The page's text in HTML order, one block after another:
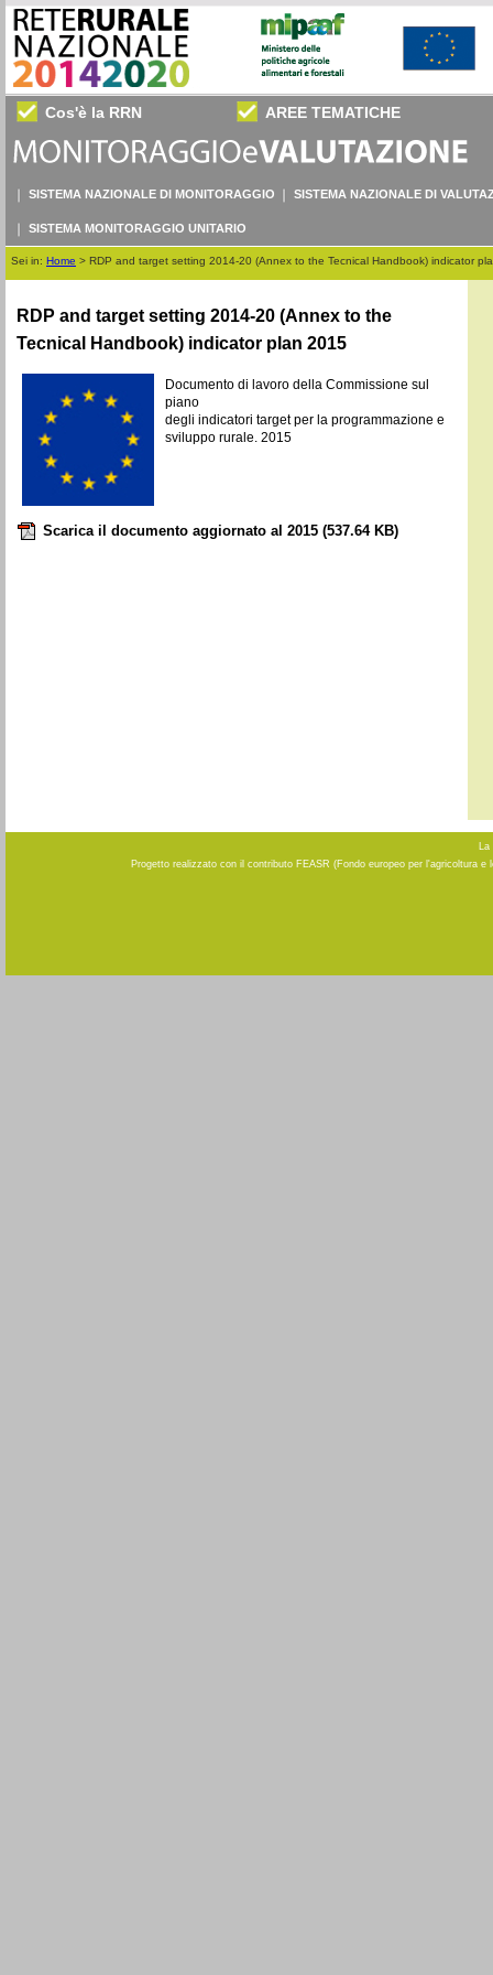
Cos'è la RRN AREE TEMATICHE
SISTEMA NAZIONALE DI MONITORAGGIO SISTEMA NAZIONALE DI
SISTEMA MONITORAGGIO UNITARIO
Sei in: Home > RDP and target setting 2014-20 (Annex to the Tecnical Handbook) indicator
RDP and target setting 2014-20 (Annex to the
Tecnical Handbook) indicator plan 2015
Documento di lavoro della Commissione sul
piano
degli indicatori target per la programmazione e
sviluppo rurale. 2015
Scarica il documento aggiornato al 2015 (537.64 KB)
La
Progetto realizzato con il contributo FEASR (Fondo europeo per l'agricoltura